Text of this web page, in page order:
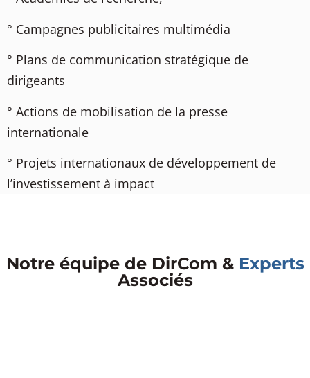
° Campagnes publicitaires multimédia
° Plans de communication stratégique de
dirigeants
° Actions de mobilisation de la presse
internationale
° Projets internationaux de développement de
l’investissement à impact
Notre équipe de DirCom & Experts
Associés